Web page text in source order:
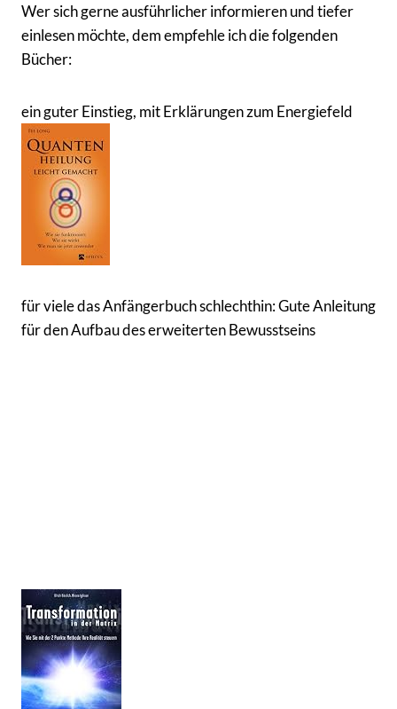
Wer sich gerne ausführlicher informieren und tiefer
einlesen möchte, dem empfehle ich die folgenden
Bücher:
ein guter Einstieg, mit Erklärungen zum Energiefeld
für viele das Anfängerbuch schlechthin: Gute Anleitung
für den Aufbau des erweiterten Bewusstseins